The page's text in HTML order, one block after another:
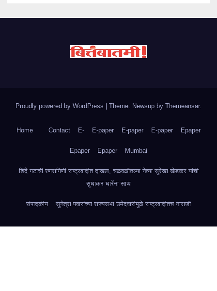
Proudly powered by WordPress | Theme: Newsup by Themeansar.
Home Contact E- E-paper E-paper E-paper Epaper
Epaper Epaper Mumbai
शिंदे गटाची रणरागिणी राष्ट्रवादीत दाखल, चळवळीतल्या नेत्या सुरेखा खेडकर यांची
सुधाकर घारेंना साथ
संपादकीय सुनेत्रा पवारांच्या राज्यसभा उमेदवारीमुळे राष्ट्रवादीतच नाराजी